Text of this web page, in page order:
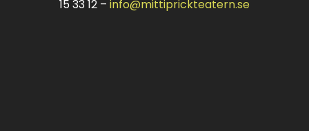
15 33 12 – info@mittiprickteatern.se